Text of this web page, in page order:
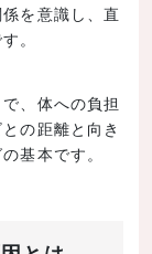
を意識し、直
。
、体への負担
の距離と向き
基本です。